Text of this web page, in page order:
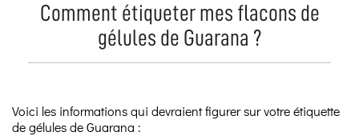
Comment étiqueter mes flacons de
gélules de Guarana ?
Voici les informations qui devraient figurer sur votre étiquette
de gélules de Guarana :